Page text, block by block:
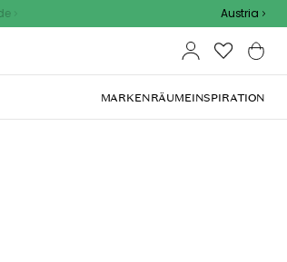
Austria
MARKENRÄUMEINSPIRATION